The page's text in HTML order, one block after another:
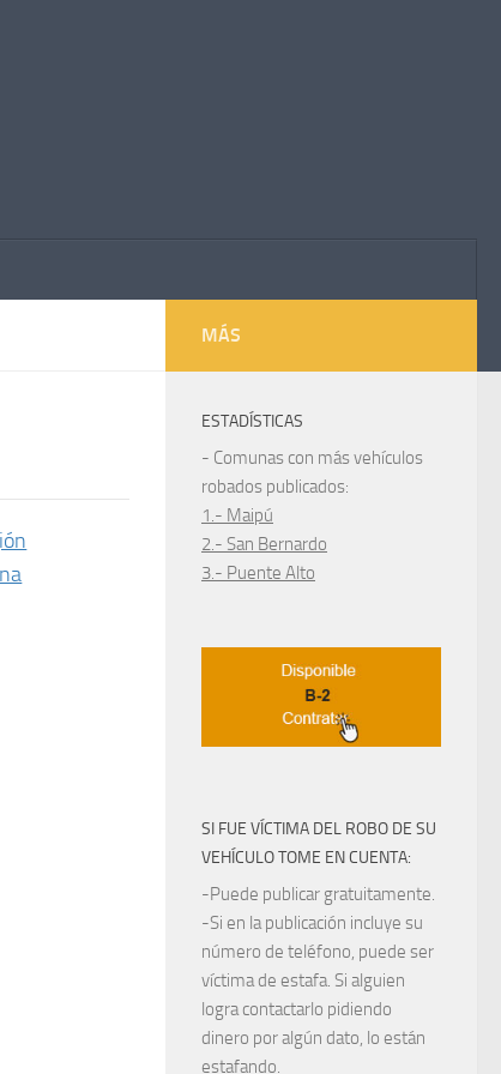
MÁS
ESTADÍSTICAS
- Comunas con más vehículos
robados publicados:
1.- Maipú
2.- San Bernardo
3.- Puente Alto
SI FUE VÍCTIMA DEL ROBO DE SU
VEHÍCULO TOME EN CUENTA:
-Puede publicar gratuitamente.
-Si en la publicación incluye su
número de teléfono, puede ser
víctima de estafa. Si alguien
logra contactarlo pidiendo
dinero por algún dato, lo están
estafando.